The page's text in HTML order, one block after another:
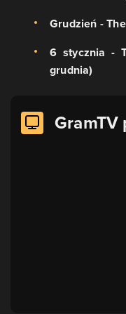
Grudzień -
6 stycznia -
grudnia)
GramTV